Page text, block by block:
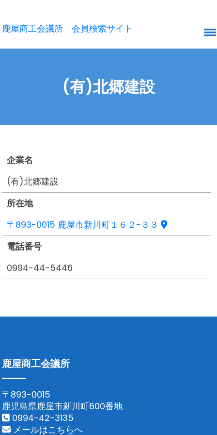
鹿屋商工会議所 会員検索サイト
(有)北郷建設
企業名
(有)北郷建設
所在地
〒893-0015 鹿屋市新川町１６２-３３
電話番号
0994-44-5446
鹿屋商工会議所
〒893-0015
鹿児島県鹿屋市新川町600番地
0994-42-3135
メールはこちらへ